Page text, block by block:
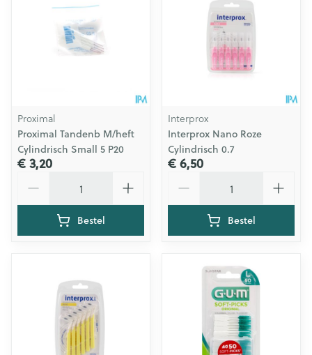
Proximal
Proximal Tandenb M/heft
Cylindrisch Small 5 P20
€ 3,20
Bestel
Interprox
Interprox Nano Roze
Cylindrisch 0.7
€ 6,50
Bestel